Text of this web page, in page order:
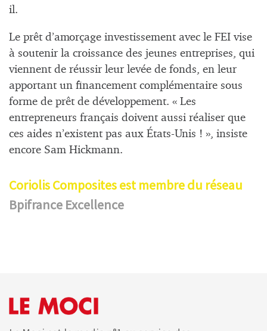
il.
Le prêt d’amorçage investissement avec le FEI vise
à soutenir la croissance des jeunes entreprises, qui
viennent de réussir leur levée de fonds, en leur
apportant un financement complémentaire sous
forme de prêt de développement. « Les
entrepreneurs français doivent aussi réaliser que
ces aides n’existent pas aux États-Unis ! », insiste
encore Sam Hickmann.
Coriolis Composites est membre du réseau
Bpifrance Excellence